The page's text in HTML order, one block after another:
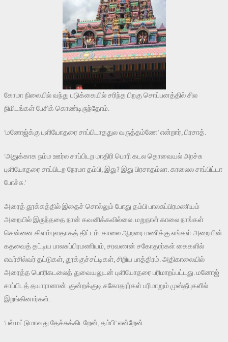
கோமா நிலையில் வந்து படுக்கையில் சரிந்த பிறகு சொப்பனத்தில் சில
நிமிடங்கள் பேசிக் கொண்டிருந்தோம்.
‘மனோஜ்க்கு புளியோதரை சாப்பிடாததுல வருத்தம்ணே’ என்றார், பிரசாத்.
‘அதுக்காக நம்ம ஊர்ல சாப்பிடற மாதிரி பொரி கடல தொவையல் அரச்சு
புளியோதரை சாப்பிடற நேரமா தம்பி, இது? இது பிரசாதம்லா. காலைல சாப்பிட்டா
போச்சு.’
அரைத் தூக்கத்தில் இதைச் சொல்லும் போது தம்பி பாலசுப்பிரமணியம்
அறையில் இருந்ததை நான் கவனிக்கவில்லை. மறுநாள் காலை நாங்கள்
சென்னை கிளம்புவதாகத் திட்டம். காலை ஆறரை மணிக்கு எங்கள் அறையின்
கதவைத் தட்டிய பாலசுப்பிரமணியம், சரவணன் சகோதரர்கள் கைகளில்
எவர்சில்வர் தட்டுகள், தூக்குச்சட்டிகள், சிறிய பாத்திரம். அதிகாலையில்
அரைத்த பொரிகடலைத் துவையலுடன் புளியோதரை பரிமாறப்பட்டது. மனோஜ்
சாப்பிடத் தயாரானான். குன்றக்குடி சகோதரர்கள் பரிமாறும் முஸ்தீபுகளில்
இறங்கினார்கள்.
‘பல் மட்டுமாவது தேச்சுக்கிடறேன், தம்பி’ என்றேன்.